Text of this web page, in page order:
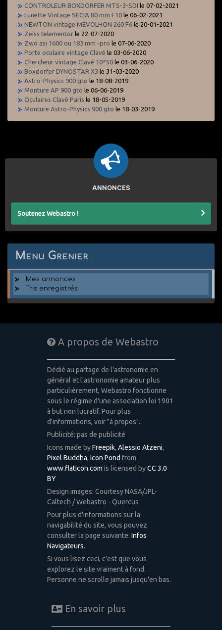
CONTROLEUR BOXDORFER MTS-3-SDI le 07-02-2021
Lunette Vintage SECIA 80 mm F10 le 06-02-2021
NEWTON vintage MEVOLHON 260 F6 le 20-01-2021
Zeiss telementor le 22-07-2020
Zwo asi 1600 ou 183 mm -pro le 07-06-2020
Porte oculaire vintage Clavé le 03-06-2020
Chercheur vintage Clavé 10*50 le 03-06-2020
Boxdörfer DYNOSTAR X3 le 31-03-2020
Astro-Physics 900 gto le 18-08-2019
Monture AP 900 gto le 06-06-2019
Oculaires Clavé Paris le 18-05-2019
Monture Astro-Physics 900 gto le 18-03-2019
ANNONCES
Soutenez Webastro !
Menu Grenier
Mes annonces
Tris enregistrés
A propos de Webastro
Dédié au partage de l'astronomie en
général et l'astronomie amateur plus
particulièrement, Webastro fonctionne
sous le régime d'une association loi 1901
à but non lucratif. Pour plus
d'informations, voir "à propos".
Publicité: pas de publicité
Icons made byFreepik, Alessio Atzeni,
Pixel Buddha, Icon Pond from
www.flaticon.com is licensed byCC 3.0
BY
Design images: Courtesy NASA/JPL-
Caltech / Webastro - Quercus
Pour plus d'informations sur la
navigabilité du site, vous pouvez
consulter la page suivante: Infos
Navigateurs.
Si vous lisez ceci, c'est que vous
explorez le site vraiment à fond.
Personne ne scrolle jamais jusqu'en bas.
En savoir plus